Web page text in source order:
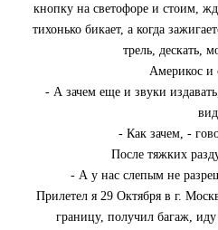
кнопку на светофоре и стоим,
тихонько бикает, а когда
трель, дескать,
Америкос и
- А зачем еще и звуки
- Как зачем, -
После тяжких
- А у нас слепым не
Прилетел я 29 Октября в г.
границу, получил багаж,